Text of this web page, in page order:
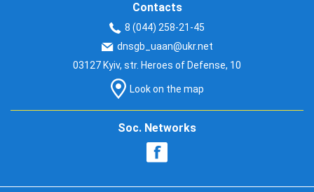
Contacts
8 (044) 258-21-45
dnsgb_uaan@ukr.net
03127 Kyiv, str. Heroes of Defense, 10
Look on the map
Soc. Networks